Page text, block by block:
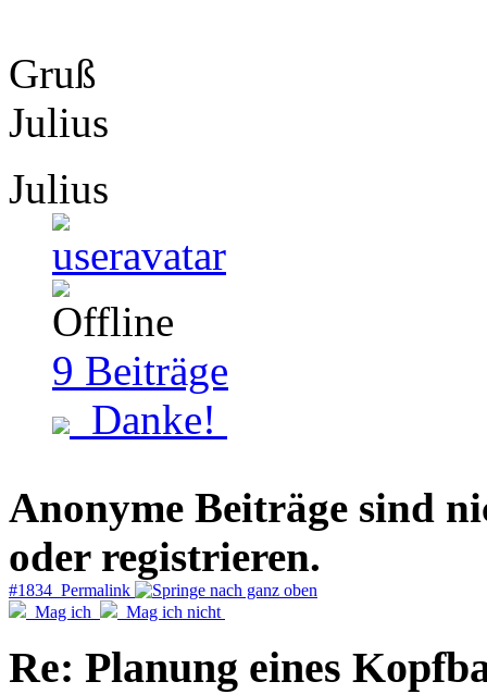
Gruß
Julius
Julius
9 Beiträge
Danke!
Anonyme Beiträge sind
oder registrieren.
#1834 Permalink
Mag ich
Mag ich nicht
Re: Planung eines